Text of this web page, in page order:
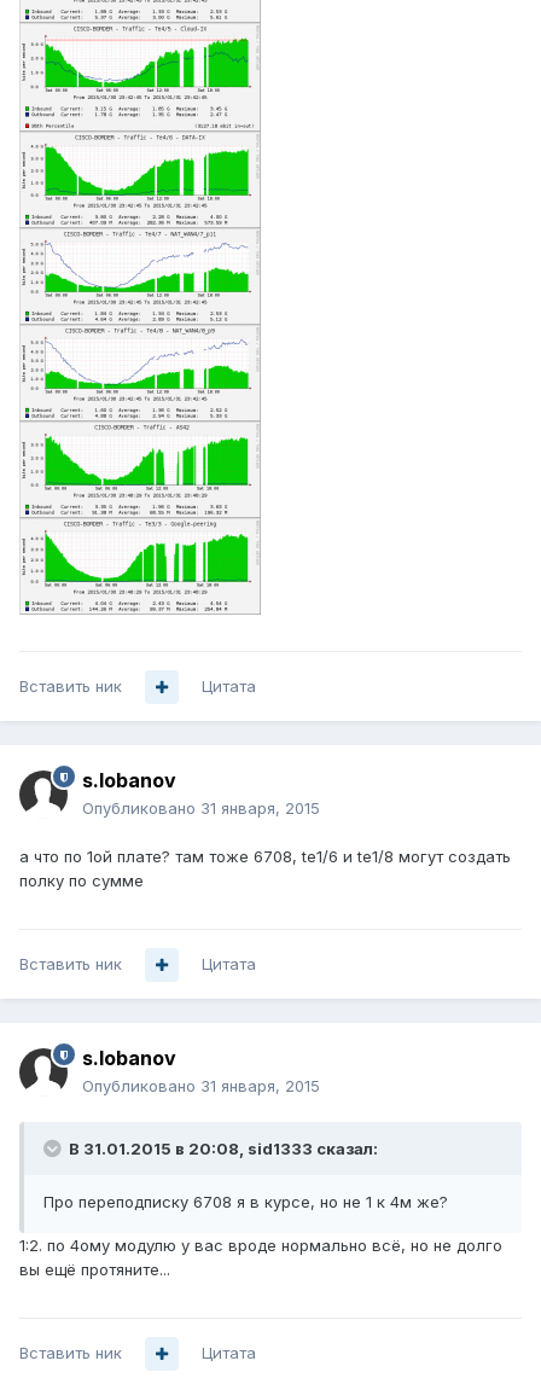
Вставить ник Цитата
s.lobanov
Опубликовано 31 января, 2015
а что по 1ой плате? там тоже 6708, te1/6 и te1/8 могут создать
полку по сумме
Вставить ник Цитата
s.lobanov
Опубликовано 31 января, 2015
В 31.01.2015 в 20:08, sid1333 сказал:
Про переподписку 6708 я в курсе, но не 1 к 4м же?
1:2. по 4ому модулю у вас вроде нормально всё, но не долго
вы ещё протяните...
Вставить ник Цитата